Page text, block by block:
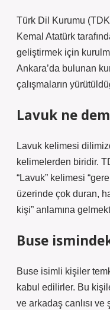
Türk Dil Kurumu
Kemal Atatürk
geliştirmek için
Ankara’da bulunan
çalışmaların
Lavuk ne
Lavuk kelimesi
kelimelerden biridir.
“Lavuk” kelimesi
üzerinde çok duran,
kişi” anlamına
Buse
Buse isimli kişiler
kabul edilirler. Bu
ve arkadaş canlısı